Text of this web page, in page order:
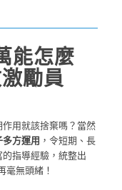
能怎麼
勵員
用就該捨棄嗎？當然
方運用 ，令短期、長
指導經驗，統整出
毫無頭緒！